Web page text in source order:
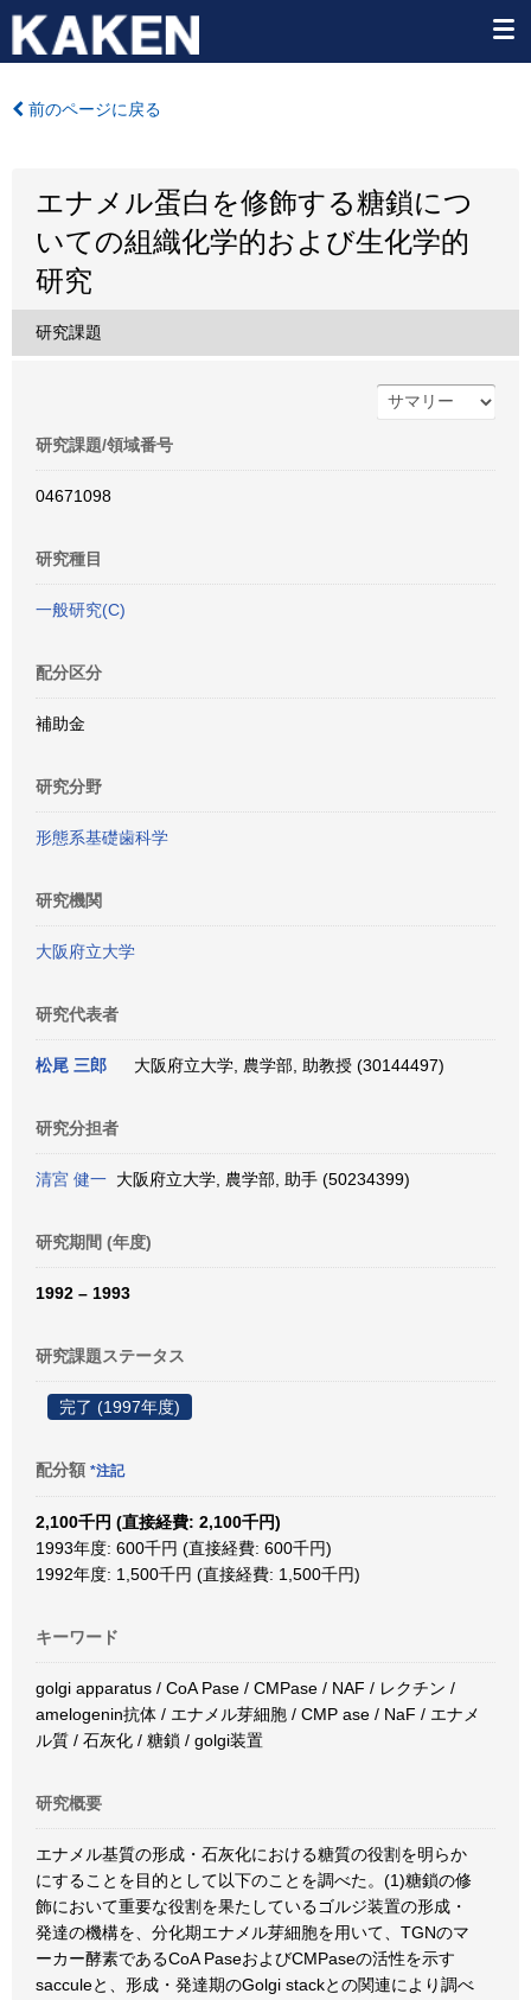
前のページに戻る
エナメル蛋白を修飾する糖鎖につ
いての組織化学的および生化学的
研究
研究課題
研究課題/領域番号
04671098
研究種目
一般研究(C)
配分区分
補助金
研究分野
形態系基礎歯科学
研究機関
大阪府立大学
研究代表者
松尾 三郎 大阪府立大学, 農学部, 助教授 (30144497)
研究分担者
清宮 健一 大阪府立大学, 農学部, 助手 (50234399)
研究期間 (年度)
1992 – 1993
研究課題ステータス
完了 (1997年度)
配分額 *注記
2,100千円 (直接経費: 2,100千円)
1993年度: 600千円 (直接経費: 600千円)
1992年度: 1,500千円 (直接経費: 1,500千円)
キーワード
golgi apparatus / CoA Pase / CMPase / NAF / レクチン /
amelogenin抗体 / エナメル芽細胞 / CMP ase / NaF / エナメ
ル質 / 石灰化 / 糖鎖 / golgi装置
研究概要
エナメル基質の形成・石灰化における糖質の役割を明らか
にすることを目的として以下のことを調べた。(1)糖鎖の修
飾において重要な役割を果たしているゴルジ装置の形成・
発達の機構を、分化期エナメル芽細胞を用いて、TGNのマ
ーカー酵素であるCoA PaseおよびCMPaseの活性を示す
sacculeと、形成・発達期のGolgi stackとの関連により調べ